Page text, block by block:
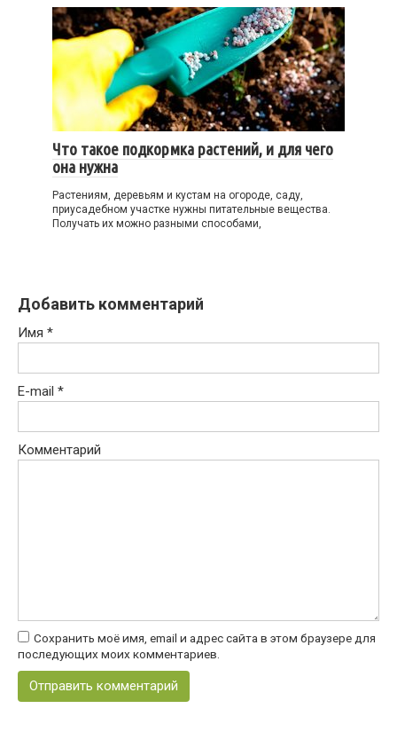
Что такое подкормка растений, и для чего
она нужна
Растениям, деревьям и кустам на огороде, саду,
приусадебном участке нужны питательные вещества.
Получать их можно разными способами,
Добавить комментарий
Имя *
E-mail *
Комментарий
Сохранить моё имя, email и адрес сайта в этом браузере для
последующих моих комментариев.